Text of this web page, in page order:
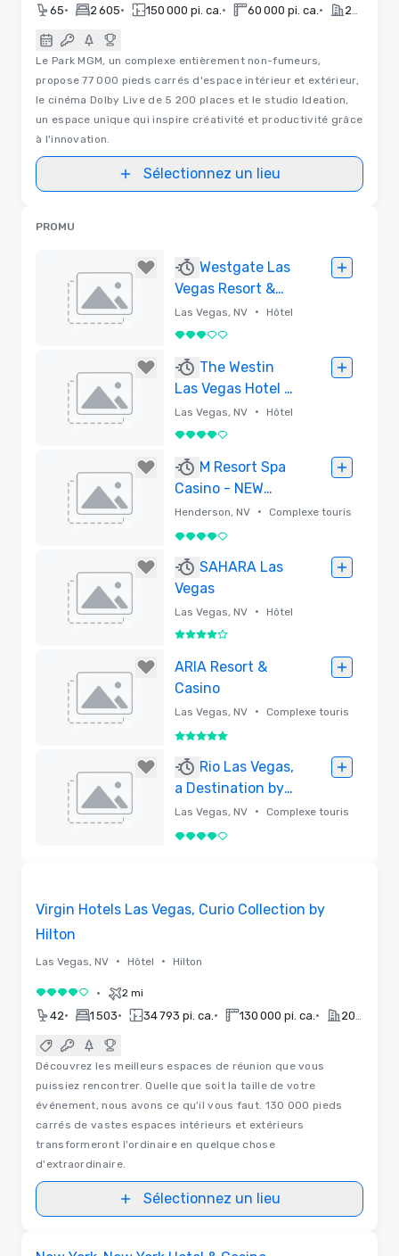
65• 2 605• 150 000 pi. ca. • 60 000 pi. ca. •
Le Park MGM, un complexe entièrement non-fumeurs,
propose 77 000 pieds carrés d'espace intérieur et extérieur,
le cinéma Dolby Live de 5 200 places et le studio Ideation,
un espace unique qui inspire créativité et productivité grâce
à l'innovation.
Sélectionnez un lieu
PROMU
Westgate Las
Vegas Resort &
Casino
Las Vegas, NV • Hôtel
3 sur 5
The Westin
Las Vegas Hotel &
Spa
Las Vegas, NV • Hôtel
4 sur 5
M Resort Spa
Casino - NEW
TOWER NOW OPEN
Henderson, NV •
Complexe touris
4 sur 5
SAHARA Las
Vegas
Las Vegas, NV • Hôtel
4 sur 5
ARIA Resort &
Casino
Las Vegas, NV •
Complexe touris
tique
5 sur 5
Rio Las Vegas,
a Destination by
Hyatt Hotel
Las Vegas, NV •
Complexe touris
4 sur 5
Virgin Hotels Las Vegas, Curio Collection by
Hilton
Las Vegas, NV • Hôtel • Hilton
4 sur 5 • 2 mi
42• 1 503• 34 793 pi. ca. • 130 000 pi. ca. •
Découvrez les meilleurs espaces de réunion que vous
puissiez rencontrer. Quelle que soit la taille de votre
événement, nous avons ce qu'il vous faut. 130 000 pieds
carrés de vastes espaces intérieurs et extérieurs
transformeront l'ordinaire en quelque chose
d'extraordinaire.
Sélectionnez un lieu